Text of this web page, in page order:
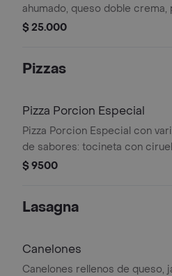
ahumado, queso doble crema,
chips, huevos de codorniz, pollo
$ 25.000
Pizzas
Pizza Porcion Especial
Pizza Porcion Especial con
de sabores: tocineta con
mexicana con nachos,
$ 9500
Lasagna
Canelones
Canelones rellenos de queso,